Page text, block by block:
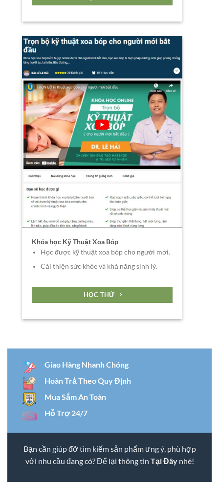
Khóa học Kỹ Thuật Xoa Bóp
Học được kỹ thuật xoa bóp cho người mới.
Cải thiện sức khỏe và khả năng sinh lý.
HỌC THỬ
Giao Hàng Nhanh Chóng
Hoàn Trả Theo Quy Định
Mua Sắm An Toàn
Hỗ Trợ 24/7
Bạn cần giúp đỡ tìm kiếm sản phẩm ưng ý, phù hợp
với nhu cầu đang có? Để lại thông tin Tại Đâynhé!